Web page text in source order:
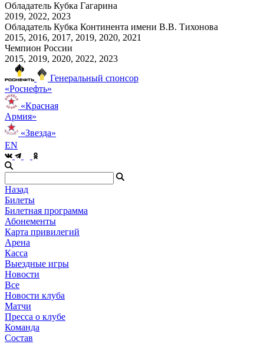
Обладатель Кубка Гагарина
2019, 2022, 2023
Обладатель Кубка Континента имени В.В. Тихонова
2015, 2016, 2017, 2019, 2020, 2021
Чемпион России
2015, 2019, 2020, 2022, 2023
Генеральный спонсор
«Роснефть»
«Красная
Армия»
«Звезда»
EN
Назад
Билеты
Билетная программа
Абонементы
Карта привилегий
Арена
Касса
Выездные игры
Новости
Все
Новости клуба
Матчи
Пресса о клубе
Команда
Состав